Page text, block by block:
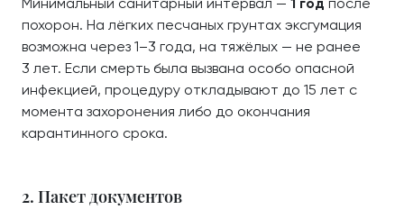
похорон. На лёгких песчаных грунтах эксгумация
возможна через 1–3 года, на тяжёлых — не ранее
3 лет. Если смерть была вызвана особо опасной
инфекцией, процедуру откладывают до 15 лет с
момента захоронения либо до окончания
карантинного срока.
2. Пакет документов